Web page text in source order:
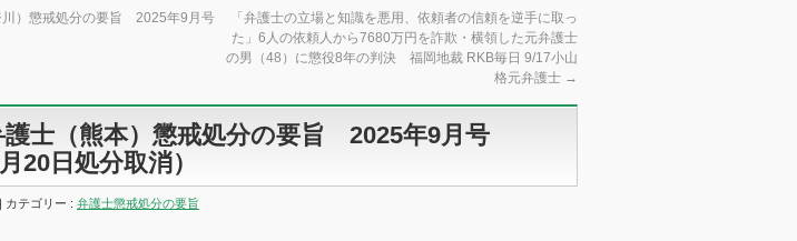
川）懲戒処分の要旨 2025年9月号
「弁護士の立場と知識を悪用、依頼者の信頼を逆手に取っ
た」6人の依頼人から7680万円を詐欺・横領した元弁護士
の男（48）に懲役8年の判決 福岡地裁 RKB毎日 9/17小山
格元弁護士 →
護士（熊本）懲戒処分の要旨 2025年9月号
20日処分取消）
カテゴリー : 弁護士懲戒処分の要旨